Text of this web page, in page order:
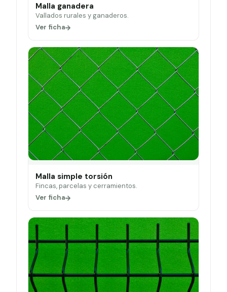
Malla ganadera
Vallados rurales y ganaderos.
Ver ficha
Malla simple torsión
Fincas, parcelas y cerramientos.
Ver ficha